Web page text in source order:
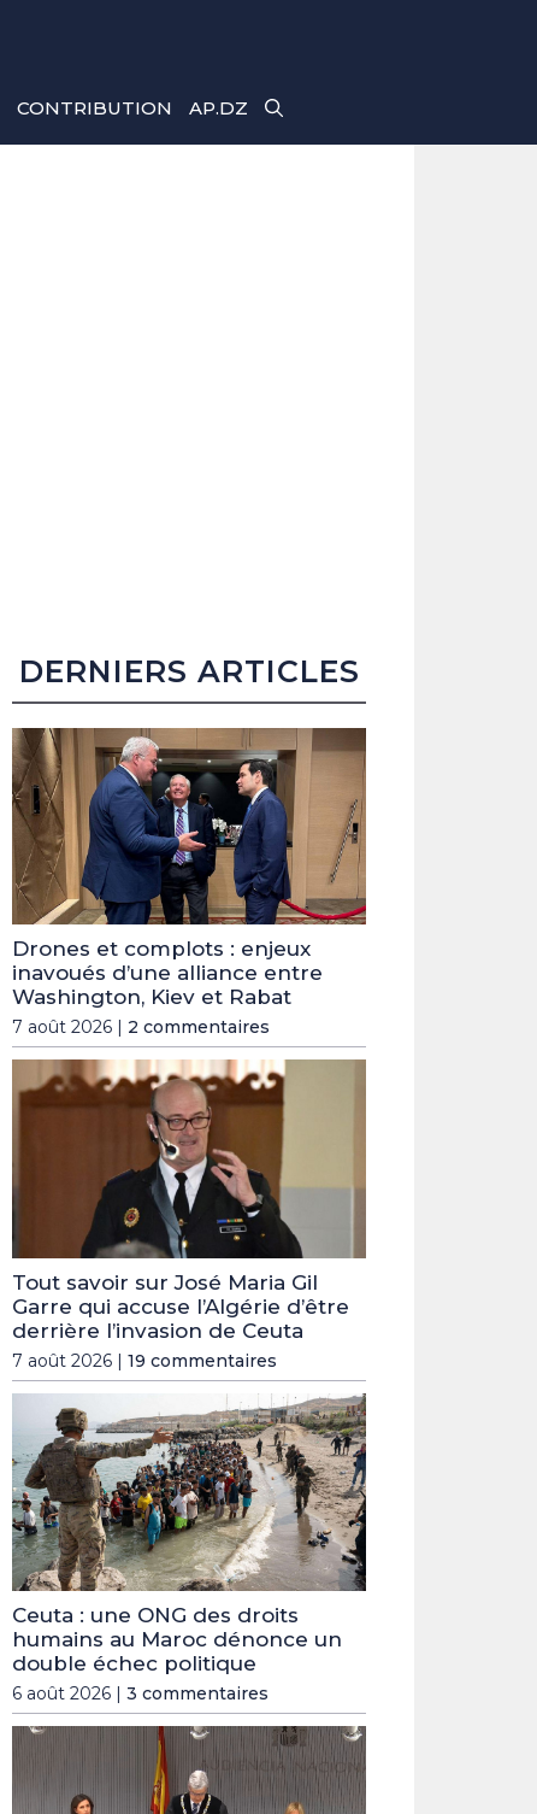
CONTRIBUTION AP.DZ
DERNIERS ARTICLES
Drones et complots : enjeux
inavoués d’une alliance entre
Washington, Kiev et Rabat
7 août 2026 | 2 commentaires
Tout savoir sur José Maria Gil
Garre qui accuse l’Algérie d’être
derrière l’invasion de Ceuta
7 août 2026 | 19 commentaires
Ceuta : une ONG des droits
humains au Maroc dénonce un
double échec politique
6 août 2026 | 3 commentaires